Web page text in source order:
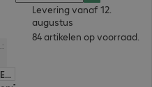
Europa
Levering vanaf 12.
augustus
84 artikelen op voorraad.